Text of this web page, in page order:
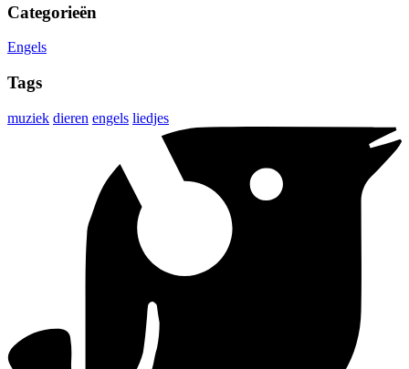
Categorieën
Engels
Tags
muziek dieren engels liedjes